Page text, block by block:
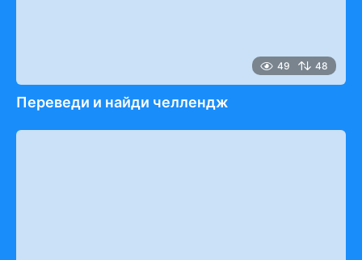
49 48
Переведи и найди челлендж